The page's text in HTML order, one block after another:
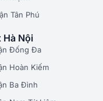
Tân Phú
Hà Nội
Đống Đa
Hoàn Kiếm
Ba Đình